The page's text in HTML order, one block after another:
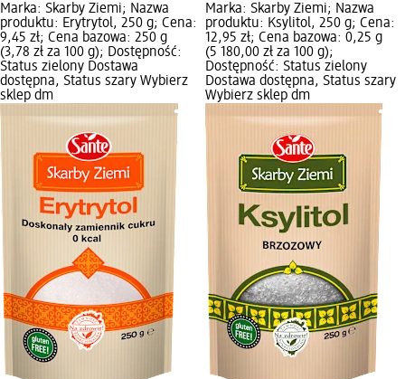
Marka: Skarby Ziemi; Nazwa
produktu: Erytrytol, 250 g; Cena:
9,45 zł; Cena bazowa: 250 g
(3,78 zł za 100 g); Dostępność:
Status zielony Dostawa
dostępna, Status szary Wybierz
sklep dm
Marka: Skarby Ziemi; Nazwa
produktu: Ksylitol, 250 g; Cena:
12,95 zł; Cena bazowa: 0,25 g
(5 180,00 zł za 100 g);
Dostępność: Status zielony
Dostawa dostępna, Status szary
Wybierz sklep dm